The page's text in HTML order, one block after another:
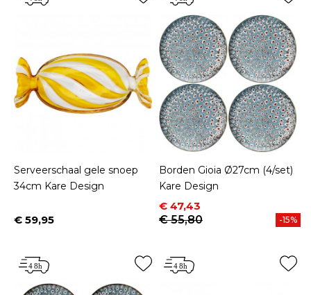
Serveerschaal gele snoep
34cm Kare Design
Prijs
€ 59,95
Borden Gioia Ø27cm (4/set)
Kare Design
Prijs
€ 47,43
Normale prijs
€ 55,80
-15%